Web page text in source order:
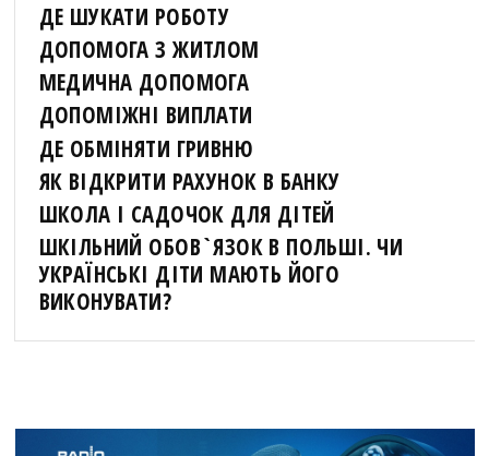
ДЕ ШУКАТИ РОБОТУ
ДОПОМОГА З ЖИТЛОМ
МЕДИЧНА ДОПОМОГА
ДОПОМІЖНІ ВИПЛАТИ
ДЕ ОБМІНЯТИ ГРИВНЮ
ЯК ВІДКРИТИ РАХУНОК В БАНКУ
ШКОЛА І САДОЧОК ДЛЯ ДІТЕЙ
ШКІЛЬНИЙ ОБОВ`ЯЗОК В ПОЛЬШІ. ЧИ
УКРАЇНСЬКІ ДІТИ МАЮТЬ ЙОГО
ВИКОНУВАТИ?